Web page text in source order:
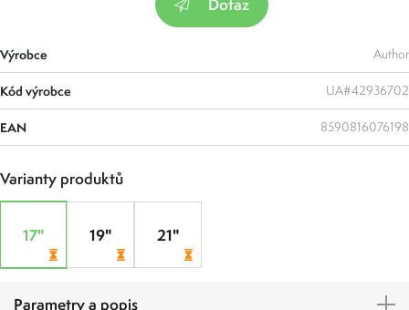
Výrobce Author
Kód výrobce UA#42936702
EAN 8590816076198
Varianty produktů
17" 19" 21"
Parametry a popis